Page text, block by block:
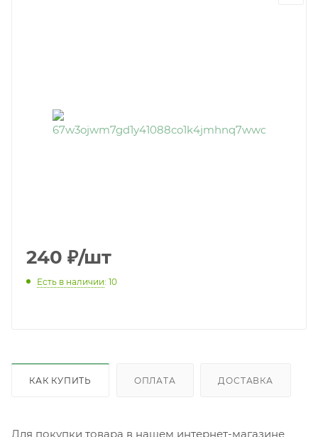
240 ₽/шт
Есть в наличии: 10
КАК КУПИТЬ ОПЛАТА ДОСТАВКА
Для покупки товара в нашем интернет-магазине